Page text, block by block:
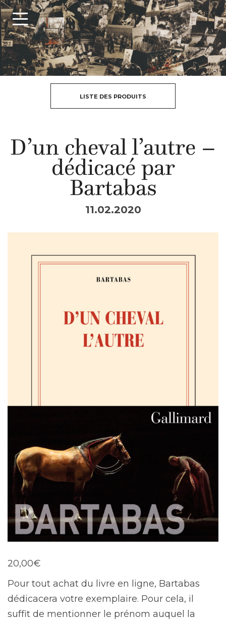
LISTE DES PRODUITS
D’un cheval l’autre –
dédicacé par
Bartabas
11.02.2020
20,00€
Pour tout achat du livre en ligne, Bartabas
dédicacera votre exemplaire. Pour cela, il
suffit de mentionner le prénom auquel la